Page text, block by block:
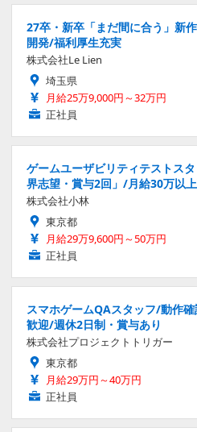
27卒・新卒「まだ間に合う」新
開発/福利厚生充実
株式会社Le Lien
埼玉県
月給25万9,000円～32万円
正社員
ゲームユーザビリティテストス
界志望・賞与2回」/月給30万以
株式会社小林
東京都
月給29万9,600円～50万円
正社員
スマホゲームQAスタッフ/動作
歓迎/週休2日制・賞与あり
株式会社プロジェクトトリガー
東京都
月給29万円～40万円
正社員